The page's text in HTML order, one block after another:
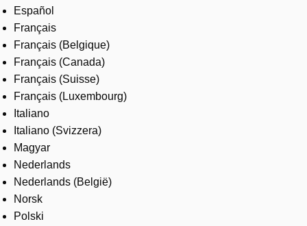
Español
Français
Français (Belgique)
Français (Canada)
Français (Suisse)
Français (Luxembourg)
Italiano
Italiano (Svizzera)
Magyar
Nederlands
Nederlands (België)
Norsk
Polski